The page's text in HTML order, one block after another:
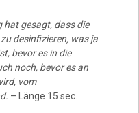
hat gesagt, dass die
desinfizieren, was ja
bevor es in die
noch, bevor es an
vom
– Länge 15 sec.